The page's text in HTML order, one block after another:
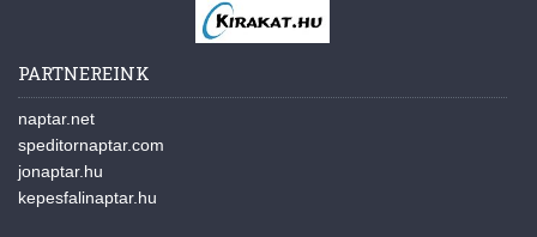
PARTNEREINK
naptar.net
speditornaptar.com
jonaptar.hu
kepesfalinaptar.hu